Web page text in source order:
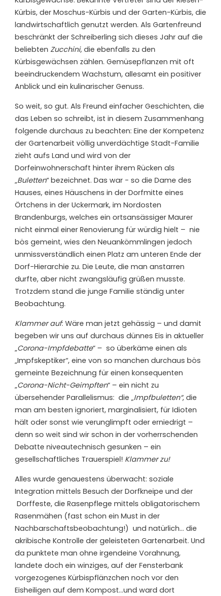
Kürbis, der Moschus-Kürbis und der Garten-Kürbis, die
landwirtschaftlich genutzt werden. Als Gartenfreund
beschränkt der Schreiberling sich dieses Jahr auf die
beliebten Zucchini, die ebenfalls zu den
Kürbisgewächsen zählen. Gemüsepflanzen mit oft
beeindruckendem Wachstum, allesamt ein positiver
Anblick und ein kulinarischer Genuss.
So weit, so gut. Als Freund einfacher Geschichten, die
das Leben so schreibt, ist in diesem Zusammenhang
folgende durchaus zu beachten: Eine der Kompetenz
der Gartenarbeit völlig unverdächtige Stadt-Familie
zieht aufs Land und wird von der
Dorfeinwohnerschaft hinter ihrem Rücken als
„Buletten“ bezeichnet. Das war ­- so die Dame des
Hauses, eines Häuschens in der Dorfmitte eines
Örtchens in der Uckermark, im Nordosten
Brandenburgs, welches ein ortsansässiger Maurer
nicht einmal einer Renovierung für würdig hielt – nie
bös gemeint, wies den Neuankömmlingen jedoch
unmissverständlich einen Platz am unteren Ende der
Dorf-Hierarchie zu. Die Leute, die man anstarren
durfte, aber nicht zwangsläufig grüßen musste.
Trotzdem stand die junge Familie ständig unter
Beobachtung.
Klammer auf: Wäre man jetzt gehässig – und damit
begeben wir uns auf durchaus dünnes Eis in aktueller
„Corona-Impfdebatte“ – so überkäme einen als
„Impfskeptiker“, eine von so manchen durchaus bös
gemeinte Bezeichnung für einen konsequenten
„Corona-Nicht-Geimpften“ – ein nicht zu
übersehender Parallelismus: die „Impfbuletten“, die
man am besten ignoriert, marginalisiert, für Idioten
hält oder sonst wie verunglimpft oder erniedrigt –
denn so weit sind wir schon in der vorherrschenden
Debatte niveautechnisch gesunken – ein
gesellschaftliches Trauerspiel! Klammer zu!
Alles wurde genauestens überwacht: soziale
Integration mittels Besuch der Dorfkneipe und der
Dorffeste, die Rasenpflege mittels obligatorischem
Rasenmähen (fast schon ein Must in der
Nachbarschaftsbeobachtung!) und natürlich… die
akribische Kontrolle der geleisteten Gartenarbeit. Und
da punktete man ohne irgendeine Vorahnung,
landete doch ein winziges, auf der Fensterbank
vorgezogenes Kürbispflänzchen noch vor den
Eisheiligen auf dem Kompost…und ward dort